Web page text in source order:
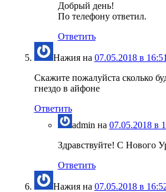
Добрый день!
По телефону ответил.
Ответить
Нажияна 07.05.2018 в 16:51
Скажите пожалуйста сколько
гнездо в айфоне
Ответить
admin на 07.05.2018 в
Здравствуйте! С Нового
Ответить
Нажияна 07.05.2018 в